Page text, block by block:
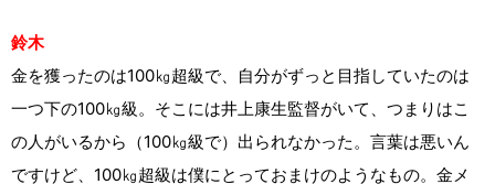
鈴木
金を獲ったのは100㎏超級で、自分がずっと目指していたのは
一つ下の100㎏級。そこには井上康生監督がいて、つまりはこ
の人がいるから（100㎏級で）出られなかった。言葉は悪いん
ですけど、100㎏超級は僕にとっておまけのようなもの。金メ